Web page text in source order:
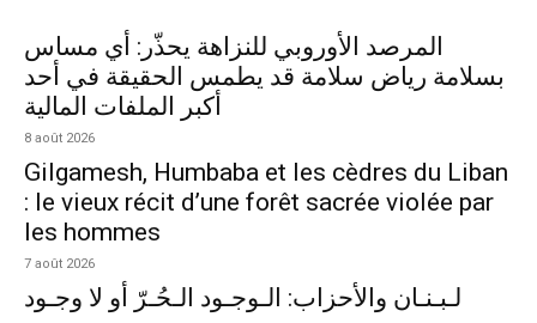
المرصد الأوروبي للنزاهة يحذّر: أي مساس
بسلامة رياض سلامة قد يطمس الحقيقة في أحد
أكبر الملفات المالية
8 août 2026
Gilgamesh, Humbaba et les cèdres du Liban
: le vieux récit d’une forêt sacrée violée par
les hommes
7 août 2026
لـبـنـان والأحزاب: الـوجـود الـحُـرّ أو لا وجـود